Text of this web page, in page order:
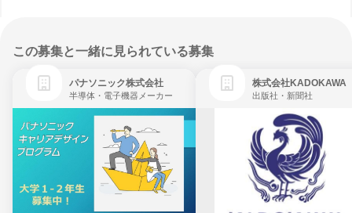
この募集と一緒に見られている募集
パナソニック株式会社
半導体・電子機器メーカー
株式会社KADOKAWA
出版社・新聞社